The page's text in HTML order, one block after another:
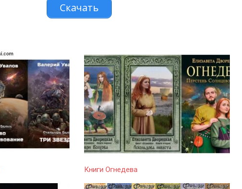
Скачать
Книги Огнедева